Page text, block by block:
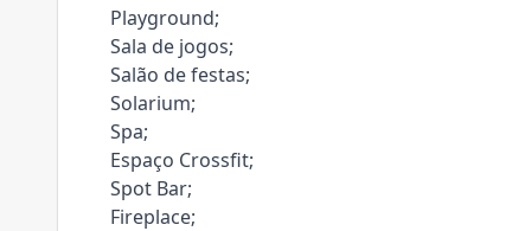
Playground;
Sala de jogos;
Salão de festas;
Solarium;
Spa;
Espaço Crossfit;
Spot Bar;
Fireplace;